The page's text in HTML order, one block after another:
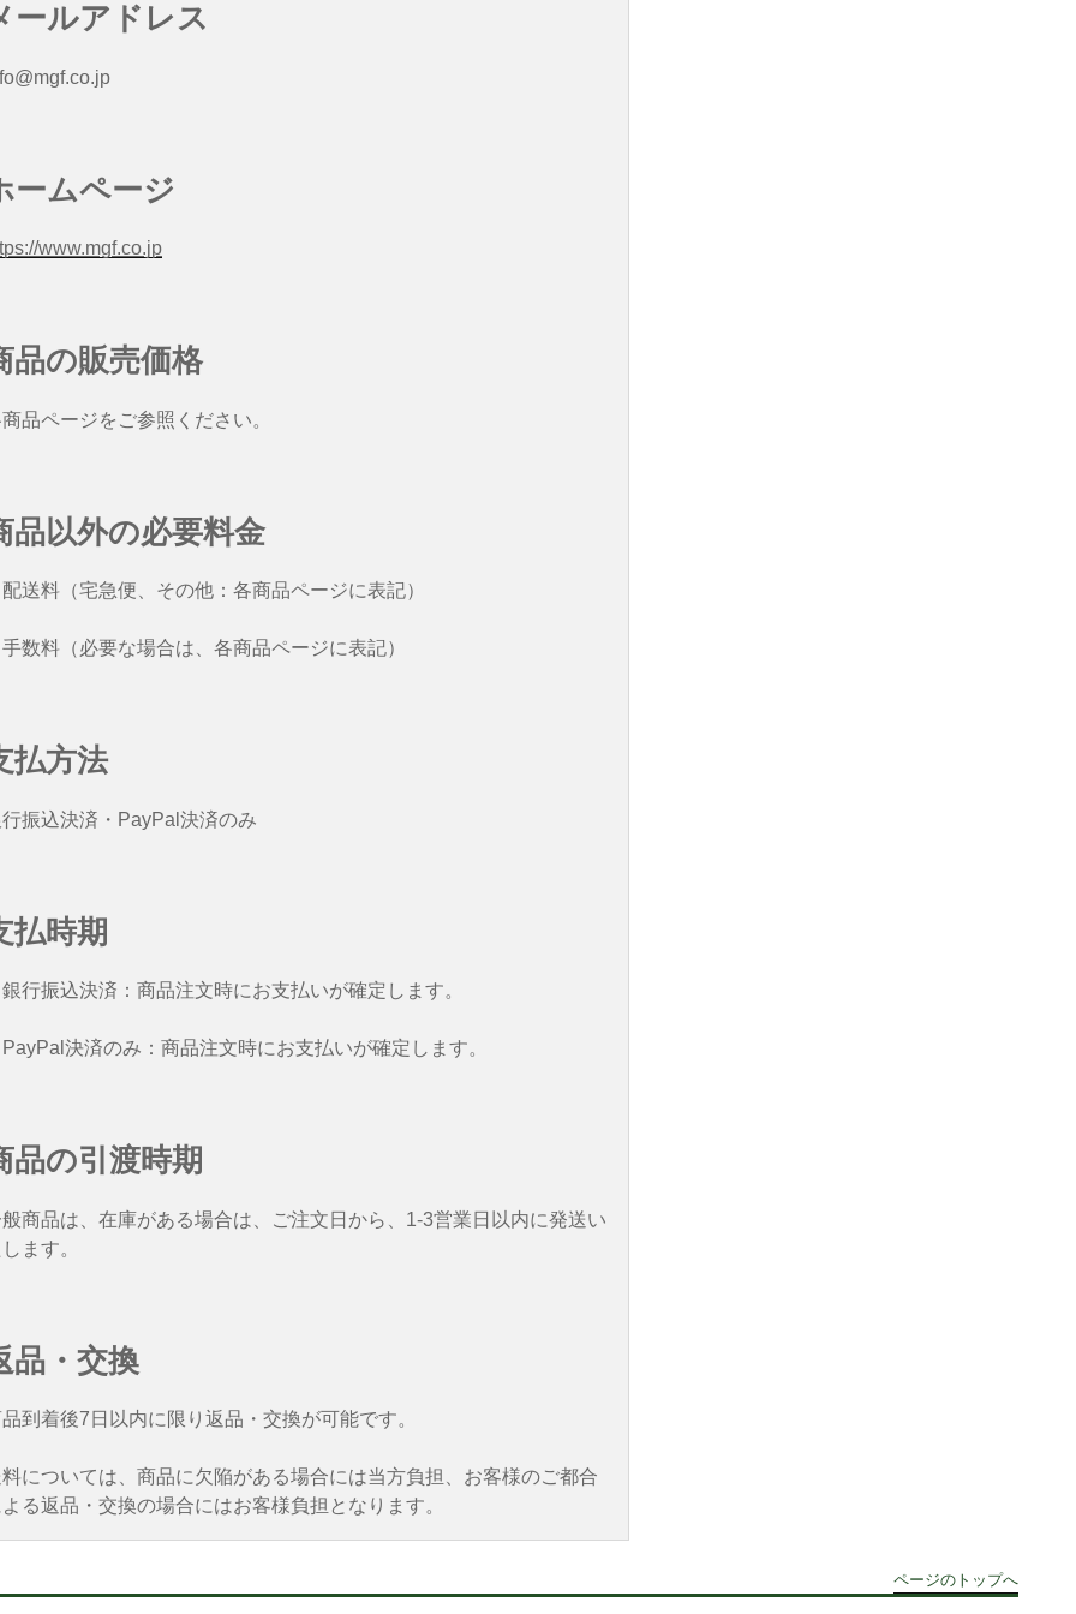
ールアドレス
ームページ
www.mgf.co.jp
品の販売価格
品ページをご参照ください。
品以外の必要料金
送料（宅急便、その他：各商品ページに表記）
数料（必要な場合は、各商品ページに表記）
払方法
振込決済・PayPal決済のみ
払時期
行振込決済：商品注文時にお支払いが確定します。
決済のみ：商品注文時にお支払いが確定します。
品の引渡時期
商品は、在庫がある場合は、ご注文日から、1-3営業日以内に発送い
ます。
品・交換
到着後7日以内に限り返品・交換が可能です。
については、商品に欠陥がある場合には当方負担、お客様のご都合
る返品・交換の場合にはお客様負担となります。
ページのトップへ